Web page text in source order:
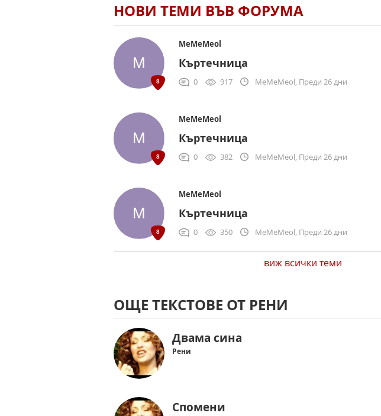
НОВИ ТЕМИ ВЪВ ФОРУМА
MeMeMeol
Къртечница
0 917 MeMeMeol, Преди 26 дни
MeMeMeol
Къртечница
0 382 MeMeMeol, Преди 26 дни
MeMeMeol
Къртечница
0 350 MeMeMeol, Преди 26 дни
виж всички теми
ОЩЕ ТЕКСТОВЕ ОТ РЕНИ
Двама сина
Рени
Спомени